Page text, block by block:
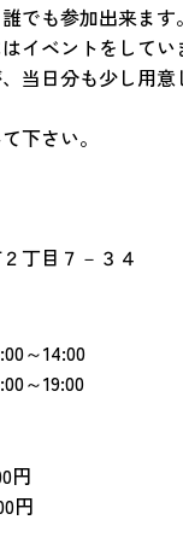
でも参加出来ます。
イベントをしてい
当日分も少し用意
下さい。
丁目７－３４
～14:00
～19:00
円
円